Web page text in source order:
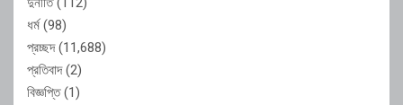
ধর্ম(98)
প্রচ্ছদ(11,688)
প্রতিবাদ(2)
বিজ্ঞপ্তি(1)